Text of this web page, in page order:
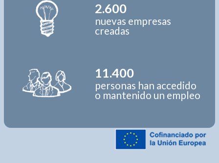
2.600
nuevas empresas
creadas
11.400
personas han accedido
o mantenido un empleo